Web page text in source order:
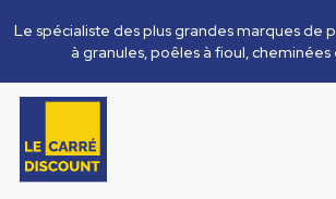
Le spécialiste des plus grandes marques de
à granules, poêles à fioul, cheminées